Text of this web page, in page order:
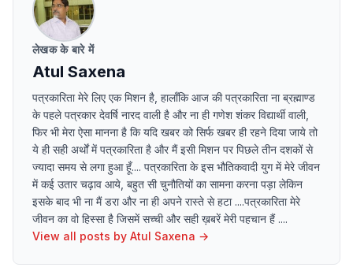
लेखक के बारे में
Atul Saxena
पत्रकारिता मेरे लिए एक मिशन है, हालाँकि आज की पत्रकारिता ना ब्रह्माण्ड
के पहले पत्रकार देवर्षि नारद वाली है और ना ही गणेश शंकर विद्यार्थी वाली,
फिर भी मेरा ऐसा मानना है कि यदि खबर को सिर्फ खबर ही रहने दिया जाये तो
ये ही सही अर्थों में पत्रकारिता है और मैं इसी मिशन पर पिछले तीन दशकों से
ज्यादा समय से लगा हुआ हूँ.... पत्रकारिता के इस भौतिकवादी युग में मेरे जीवन
में कई उतार चढ़ाव आये, बहुत सी चुनौतियों का सामना करना पड़ा लेकिन
इसके बाद भी ना मैं डरा और ना ही अपने रास्ते से हटा ....पत्रकारिता मेरे
जीवन का वो हिस्सा है जिसमें सच्ची और सही ख़बरें मेरी पहचान हैं ....
View all posts by Atul Saxena →